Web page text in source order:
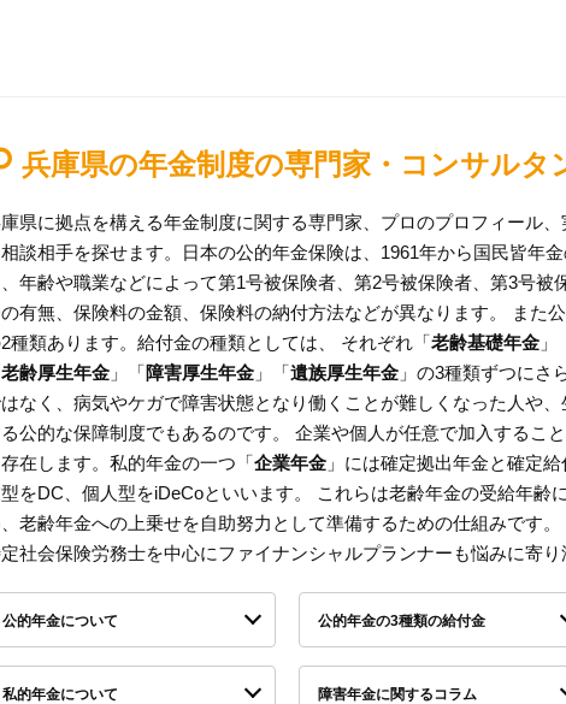
兵庫県の年金制度の専門家・コンサルタ
県に拠点を構える年金制度に関する専門家、プロのプロフィール
相談相手を探せます。日本の公的年金保険は、1961年から国民皆年
年齢や職業などによって第1号被保険者、第2号被保険者、第3号
有無、保険料の金額、保険料の納付方法などが異なります。 また
種類あります。給付金の種類としては、 それぞれ「老齢基礎年金 」
老齢厚生年金 」「障害厚生年金 」「遺族厚生年金 」の3種類ずつにさ
なく、病気やケガで障害状態となり働くことが難しくなった人や
公的な保障制度でもあるのです。 企業や個人が任意で加入するこ
存在します。私的年金の一つ「企業年金 」には確定拠出年金と確定
をDC、個人型をiDeCoといいます。 これらは老齢年金の受給年齢
老齢年金への上乗せを自助努力として準備するための仕組みです。
社会保険労務士を中心にファイナンシャルプランナーも悩みに寄り
公的年金について 公的年金の3種類の給付金
私的年金について 障害年金に関するコラム